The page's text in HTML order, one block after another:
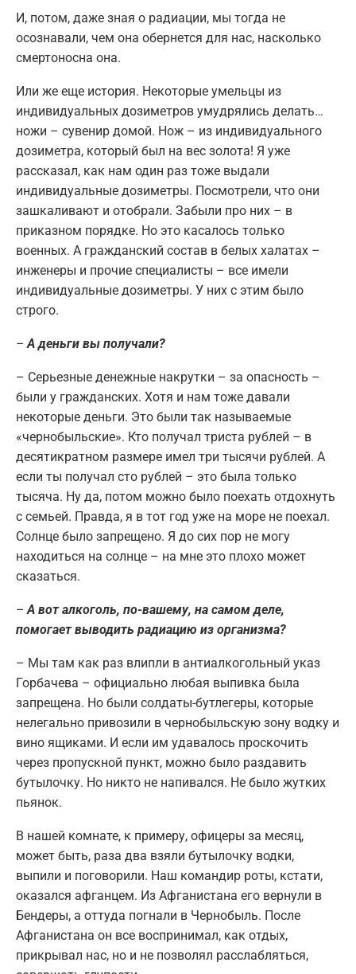
И, потом, даже зная о радиации, мы тогда не
осознавали, чем она обернется для нас, насколько
смертоносна она.
Или же еще история. Некоторые умельцы из
индивидуальных дозиметров умудрялись делать…
ножи – сувенир домой. Нож – из индивидуального
дозиметра, который был на вес золота! Я уже
рассказал, как нам один раз тоже выдали
индивидуальные дозиметры. Посмотрели, что они
зашкаливают и отобрали. Забыли про них – в
приказном порядке. Но это касалось только
военных. А гражданский состав в белых халатах –
инженеры и прочие специалисты – все имели
индивидуальные дозиметры. У них с этим было
строго.
– А деньги вы получали?
– Серьезные денежные накрутки – за опасность –
были у гражданских. Хотя и нам тоже давали
некоторые деньги. Это были так называемые
«чернобыльские». Кто получал триста рублей – в
десятикратном размере имел три тысячи рублей. А
если ты получал сто рублей – это была только
тысяча. Ну да, потом можно было поехать отдохнуть
с семьей. Правда, я в тот год уже на море не поехал.
Солнце было запрещено. Я до сих пор не могу
находиться на солнце – на мне это плохо может
сказаться.
– А вот алкоголь, по-вашему, на самом деле,
помогает выводить радиацию из организма?
– Мы там как раз влипли в антиалкогольный указ
Горбачева – официально любая выпивка была
запрещена. Но были солдаты-бутлегеры, которые
нелегально привозили в чернобыльскую зону водку и
вино ящиками. И если им удавалось проскочить
через пропускной пункт, можно было раздавить
бутылочку. Но никто не напивался. Не было жутких
пьянок.
В нашей комнате, к примеру, офицеры за месяц,
может быть, раза два взяли бутылочку водки,
выпили и поговорили. Наш командир роты, кстати,
оказался афганцем. Из Афганистана его вернули в
Бендеры, а оттуда погнали в Чернобыль. После
Афганистана он все воспринимал, как отдых,
прикрывал нас, но и не позволял расслабляться,